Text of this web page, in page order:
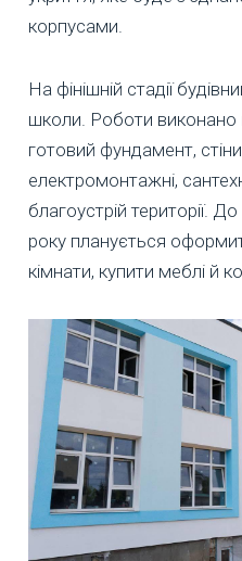
корпусами.
На фінішній стадії
школи. Роботи
готовий фундамент,
електромонтажні,
благоустрій території.
року планується
кімнати, купити меблі й